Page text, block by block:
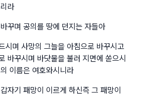
라
꾸며 공의를 땅에 던지는 자들아
시며 사망의 그늘을 아침으로 바꾸시고
바꾸시며 바닷물을 불러 지면에 쏟으시
이름은 여호와시니라
자기 패망이 이르게 하신즉 그 패망이